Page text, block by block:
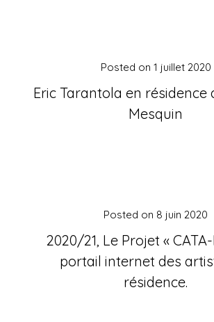
Eric Tarantola en résidence
Mesquin
Posted on 1 juillet 2020
2020/21, Le Projet «
portail internet des
résidence.
Posted on 8 juin 2020